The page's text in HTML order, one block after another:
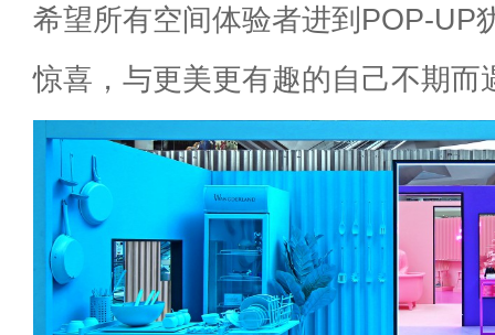
希望所有空间体验者进到POP-UP
惊喜，与更美更有趣的自己不期而